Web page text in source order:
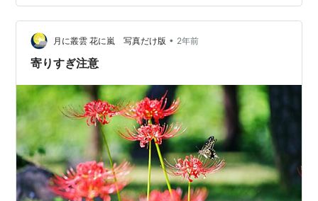
である。 そもそも彼岸花がかなり立体的だが… この写真
は真横から翅を閉じたところを狙ったのだが わずかに翅
を開いたために手前の翅がボケてしまった。 花の蜜を吸
いに来た蝶の撮影をする際、…
月に叢雲 花に嵐 写真だけ版 • 2年前
寄りすぎ注意